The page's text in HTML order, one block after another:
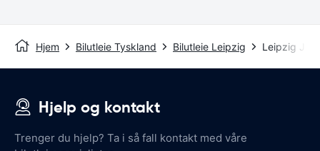
Hjem Bilutleie Tyskland Bilutleie Leipzig Leipzig
Hjelp og kontakt
Trenger du hjelp? Ta i så fall kontakt med våre